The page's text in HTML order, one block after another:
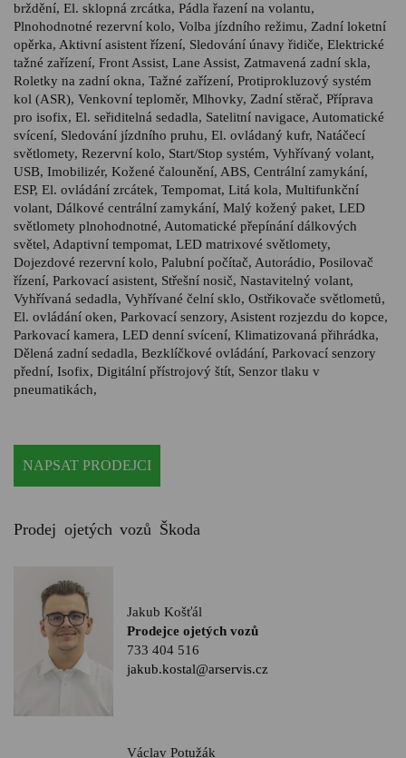
brždění, El. sklopná zrcátka, Pádla řazení na volantu,
Plnohodnotné rezervní kolo, Volba jízdního režimu, Zadní loketní
opěrka, Aktivní asistent řízení, Sledování únavy řidiče, Elektrické
tažné zařízení, Front Assist, Lane Assist, Zatmavená zadní skla,
Roletky na zadní okna, Tažné zařízení, Protiprokluzový systém
kol (ASR), Venkovní teploměr, Mlhovky, Zadní stěrač, Příprava
pro isofix, El. seřiditelná sedadla, Satelitní navigace, Automatické
svícení, Sledování jízdního pruhu, El. ovládaný kufr, Natáčecí
světlomety, Rezervní kolo, Start/Stop systém, Vyhřívaný volant,
USB, Imobilizér, Kožené čalounění, ABS, Centrální zamykání,
ESP, El. ovládání zrcátek, Tempomat, Litá kola, Multifunkční
volant, Dálkové centrální zamykání, Malý kožený paket, LED
světlomety plnohodnotné, Automatické přepínání dálkových
světel, Adaptivní tempomat, LED matrixové světlomety,
Dojezdové rezervní kolo, Palubní počítač, Autorádio, Posilovač
řízení, Parkovací asistent, Střešní nosič, Nastavitelný volant,
Vyhřívaná sedadla, Vyhřívané čelní sklo, Ostřikovače světlometů,
El. ovládání oken, Parkovací senzory, Asistent rozjezdu do kopce,
Parkovací kamera, LED denní svícení, Klimatizovaná přihrádka,
Dělená zadní sedadla, Bezklíčkové ovládání, Parkovací senzory
přední, Isofix, Digitální přístrojový štít, Senzor tlaku v
pneumatikách,
NAPSAT PRODEJCI
Prodej ojetých vozů Škoda
Jakub Košťál
Prodejce ojetých vozů
733 404 516
jakub.kostal@arservis.cz
Václav Potužák